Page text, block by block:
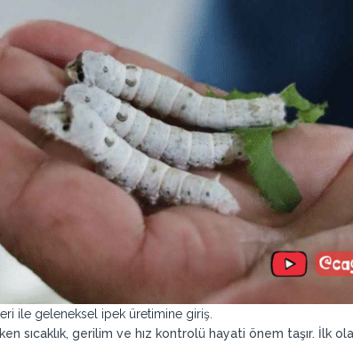
ile geleneksel ipek üretimine giriş.
sıcaklık, gerilim ve hız kontrolü hayati önem taşır. İlk